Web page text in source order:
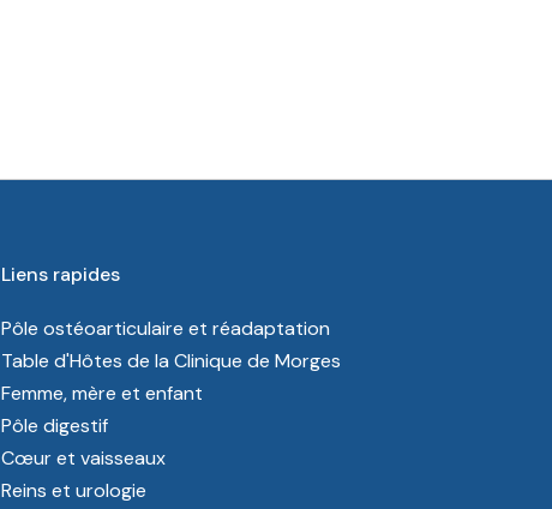
Liens rapides
Pôle ostéoarticulaire et réadaptation
Table d'Hôtes de la Clinique de Morges
Femme, mère et enfant
Pôle digestif
Cœur et vaisseaux
Reins et urologie